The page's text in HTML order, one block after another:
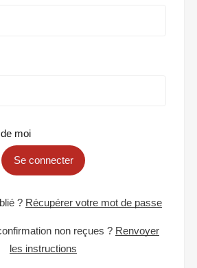
moi
Se connecter
? Récupérer votre mot de passe
non reçues ? Renvoyer
les instructions